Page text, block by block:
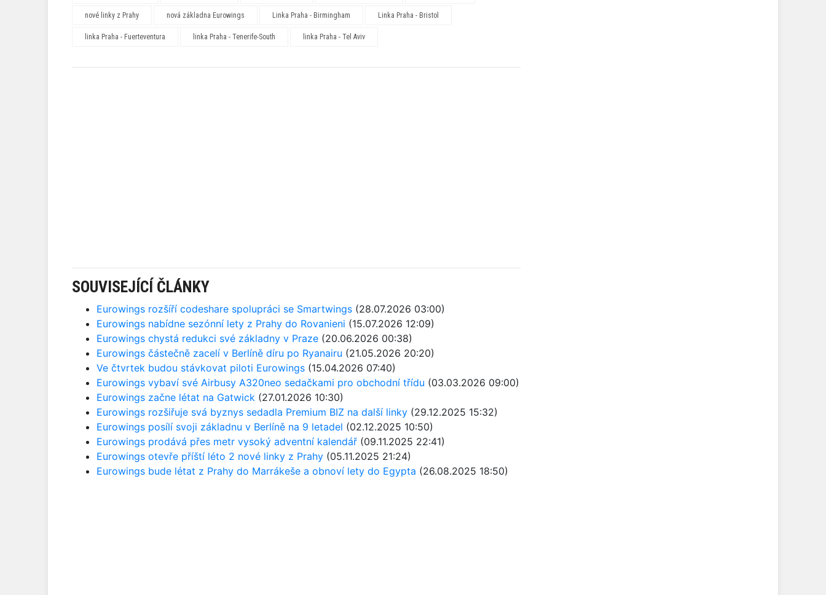
nové linky z Prahy nová základna Eurowings Linka Praha - Birmingham Linka Praha - Bristol
linka Praha - Fuerteventura linka Praha - Tenerife-South linka Praha - Tel Aviv
SOUVISEJÍCÍ ČLÁNKY
Eurowings rozšíří codeshare spolupráci se Smartwings (28.07.2026 03:00)
Eurowings nabídne sezónní lety z Prahy do Rovanieni (15.07.2026 12:09)
Eurowings chystá redukci své základny v Praze (20.06.2026 00:38)
Eurowings částečně zacelí v Berlíně díru po Ryanairu (21.05.2026 20:20)
Ve čtvrtek budou stávkovat piloti Eurowings (15.04.2026 07:40)
Eurowings vybaví své Airbusy A320neo sedačkami pro obchodní třídu (03.03.2026 09:00)
Eurowings začne létat na Gatwick (27.01.2026 10:30)
Eurowings rozšiřuje svá byznys sedadla Premium BIZ na další linky (29.12.2025 15:32)
Eurowings posílí svoji základnu v Berlíně na 9 letadel (02.12.2025 10:50)
Eurowings prodává přes metr vysoký adventní kalendář (09.11.2025 22:41)
Eurowings otevře příští léto 2 nové linky z Prahy (05.11.2025 21:24)
Eurowings bude létat z Prahy do Marrákeše a obnoví lety do Egypta (26.08.2025 18:50)